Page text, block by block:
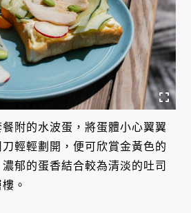
附的水波蛋，將蛋體小心翼翼
輕輕劃開，便可欣賞金黃色的
郁的蛋香結合較為清淡的吐司
。